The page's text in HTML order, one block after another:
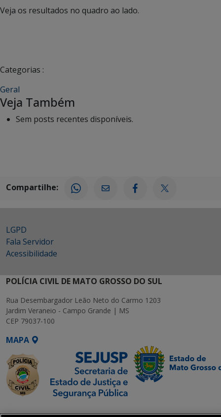
Veja os resultados no quadro ao lado.
Categorias :
Geral
Veja Também
Sem posts recentes disponíveis.
Compartilhe:
LGPD
Fala Servidor
Acessibilidade
POLÍCIA CIVIL DE MATO GROSSO DO SUL
Rua Desembargador Leão Neto do Carmo 1203
Jardim Veraneio - Campo Grande | MS
CEP 79037-100
MAPA